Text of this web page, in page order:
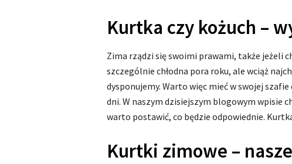
Kurtka czy kożuch –
Zima rządzi się swoimi prawami, także jeżeli
szczególnie chłodna pora roku, ale wciąż
dysponujemy. Warto więc mieć w swojej
dni. W naszym dzisiejszym blogowym wpisie
warto postawić, co będzie odpowiednie.
Kurtki zimowe –